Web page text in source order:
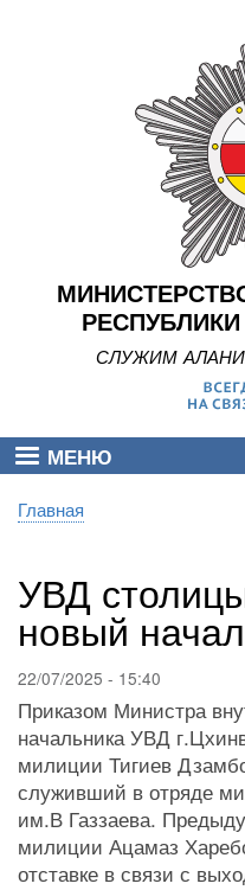
СЛУЖИМ
МЕНЮ
Строка
Главная
УВД
новый
22/07/2025 - 15:40
Приказом Министра
начальника УВД
милиции Тигиев
служивший в отряде
им.В Газзаева.
милиции Ацамаз
отставке в связи с